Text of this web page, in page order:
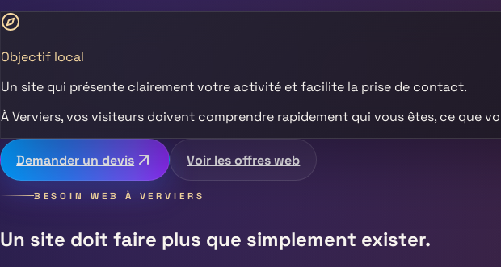
Objectif local
Un site qui présente clairement votre activité et facilite la prise de contact.
ÀVerviers, vos visiteurs doivent comprendre rapidement qui vous êtes, ce que
Demander un devis Voir les offres web
BESOIN WEB À VERVIERS
Un site doit faire plus que simplement exister.